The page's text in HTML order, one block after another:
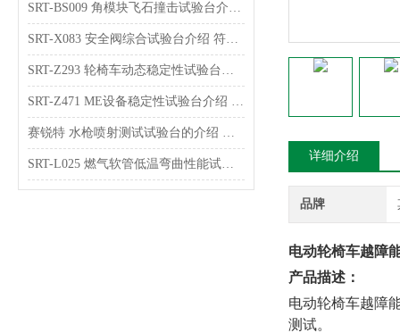
SRT-BS009 角模块飞石撞击试验台介绍 质量保证
SRT-X083 安全阀综合试验台介绍 符合检测标准
SRT-Z293 轮椅车动态稳定性试验台介绍 技术指导
SRT-Z471 ME设备稳定性试验台介绍 操作简单
赛锐特 水枪喷射测试试验台的介绍 售后*
SRT-L025 燃气软管低温弯曲性能试验台的介绍 操作简单便捷
详细介绍
品牌
电动轮椅车越障
产品描述：
电动轮椅车越障
测试。